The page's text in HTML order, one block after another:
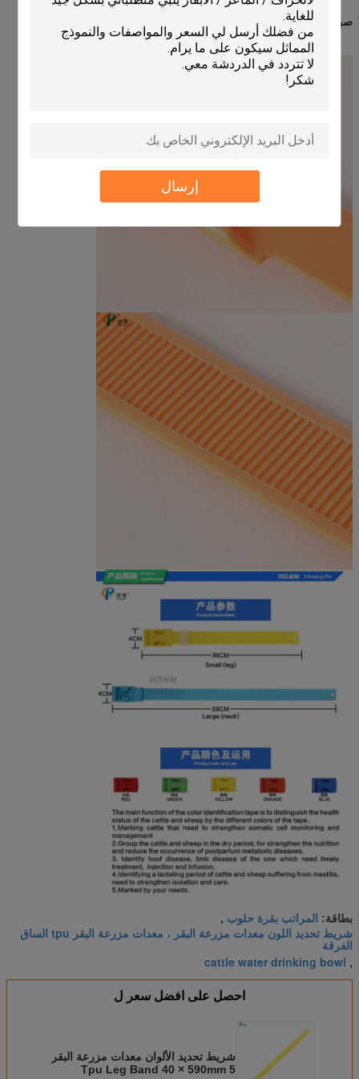
إرسال
صورة المنتج:
بطاقة: المراتب بقرة حلوب ,
شريط تحديد اللون معدات مزرعة البقر ، معدات مزرعة البقر tpu الساق
الفرقة
,
cattle water drinking bowl
احصل على افضل سعر ل
شريط تحديد الألوان معدات مزرعة البقر
Tpu Leg Band 40 × 590mm 5